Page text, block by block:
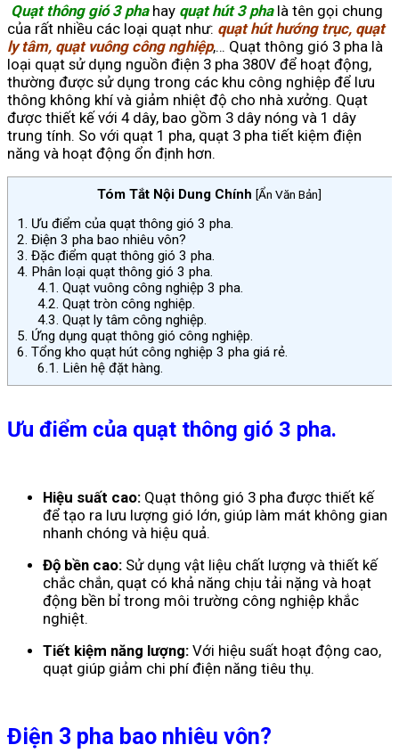
Quạt thông gió 3 phahay quạt hút 3 phalà tên gọi chung
của rất nhiều các loại quạt như: quạt hút hướng trục, quạt
ly tâm, quạt vuông công nghiệp,… Quạt thông gió 3 pha là
loại quạt sử dụng nguồn điện 3 pha 380V để hoạt động,
thường được sử dụng trong các khu công nghiệp để lưu
thông không khí và giảm nhiệt độ cho nhà xưởng. Quạt
được thiết kế với 4 dây, bao gồm 3 dây nóng và 1 dây
trung tính. So với quạt 1 pha, quạt 3 pha tiết kiệm điện
năng và hoạt động ổn định hơn.
Tóm Tắt Nội Dung Chính [Ẩn Văn Bản]
1. Ưu điểm của quạt thông gió 3 pha.
2. Điện 3 pha bao nhiêu vôn?
3. Đặc điểm quạt thông gió 3 pha.
4. Phân loại quạt thông gió 3 pha.
4.1. Quạt vuông công nghiệp 3 pha.
4.2. Quạt tròn công nghiệp.
4.3. Quạt ly tâm công nghiệp.
5. Ứng dụng quạt thông gió công nghiệp.
6. Tổng kho quạt hút công nghiệp 3 pha giá rẻ.
6.1. Liên hệ đặt hàng.
Ưu điểm của quạt thông gió 3 pha.
Hiệu suất cao: Quạt thông gió 3 pha được thiết kế
để tạo ra lưu lượng gió lớn, giúp làm mát không gian
nhanh chóng và hiệu quả.
Độ bền cao: Sử dụng vật liệu chất lượng và thiết kế
chắc chắn, quạt có khả năng chịu tải nặng và hoạt
động bền bỉ trong môi trường công nghiệp khắc
nghiệt.
Tiết kiệm năng lượng: Với hiệu suất hoạt động cao,
quạt giúp giảm chi phí điện năng tiêu thụ.
Điện 3 pha bao nhiêu vôn?